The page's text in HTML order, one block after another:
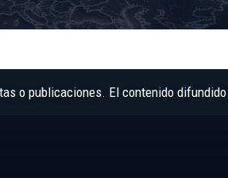
o publicaciones. El contenido